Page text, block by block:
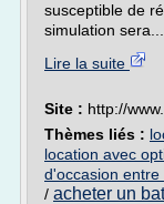
susceptible de
simulation sera...
Lire la suite
Site : http://
Thèmes liés :
location avec
d'occasion entre
/ acheter un